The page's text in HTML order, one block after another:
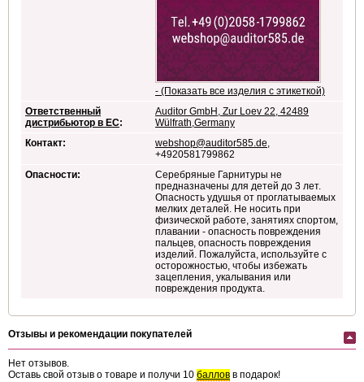
- (Показать все изделия с этикеткой)
Ответственный
дистрибьютор в ЕС:
Auditor GmbH, Zur Loev 22, 42489
Wülfrath,Germany
Контакт:
webshop@auditor585.de,
+4920581799862
Опасности:
Серебряные Гарнитуры не
предназначены для детей до 3 лет.
Опасность удушья от проглатываемых
мелких деталей. Не носить при
физической работе, занятиях спортом,
плавании - опасность повреждения
пальцев, опасность повреждения
изделий. Пожалуйста, используйте с
осторожностью, чтобы избежать
зацепления, укалывания или
повреждения продукта.
Отзывы и рекомендации покупателей
Нет отзывов.
Оставь свой отзыв о товаре и получи 10 баллов в подарок!